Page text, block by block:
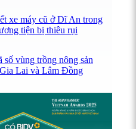
xe máy cũ ở Dĩ An trong
tiện bị thiêu rụi
số vùng trồng nông sản
Lai và Lâm Đồng